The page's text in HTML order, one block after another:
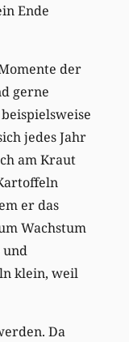
Ende
der
gerne
jedes Jahr
am Kraut
er das
Wachstum
und
klein, weil
Da